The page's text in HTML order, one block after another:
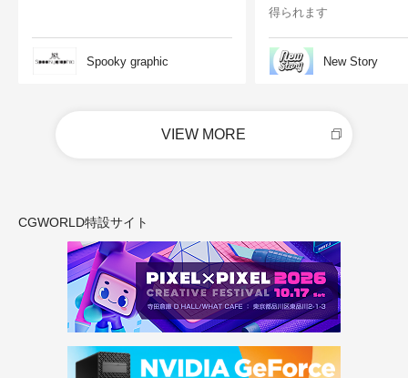
Spooky graphic
得られます
New Story
VIEW MORE
CGWORLD特設サイト